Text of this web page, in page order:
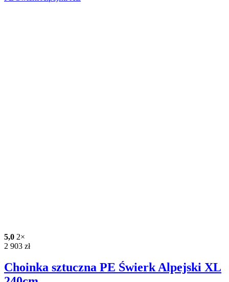
5,0 2×
2 903 zł
Choinka sztuczna PE Świerk Alpejski XL